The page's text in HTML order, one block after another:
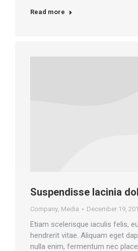
Read more
Suspendisse lacinia
Company, Media December 19,
Etiam scelerisque iaculis felis,
hendrerit vitae. Aliquam eget
nulla enim, fermentum nec